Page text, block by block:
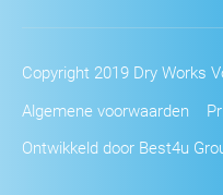
Copyright 2019 Dry Works
Algemene voorwaarden
Ontwikkeld door Best4u